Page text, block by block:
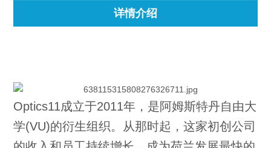
详情介绍
Optics11成立于2011年，是阿姆斯特丹自由大
学(VU)的衍生组织。从那时起，这家初创公司